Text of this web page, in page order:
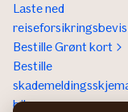
Laste ned
reiseforsikringsbevis
Bestille Grønt kort
Bestille
bil